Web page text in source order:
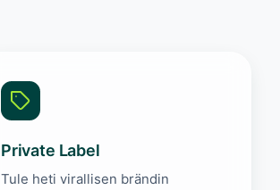
Private Label
Tule heti virallisen brändin